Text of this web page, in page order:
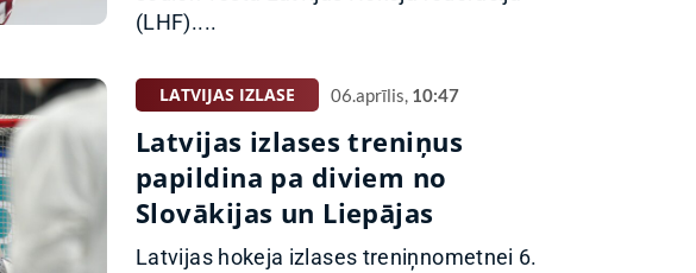
(LHF)....
LATVIJAS IZLASE 06.aprīlis, 10:47
Latvijas izlases treniņus
papildina pa diviem no
Slovākijas un Liepājas
Latvijas hokeja izlases treniņnometnei 6.